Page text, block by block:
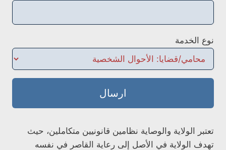
نوع الخدمة
ارسال
تعتبر الولاية والوصاية نظامين قانونيين متكاملين، حيث
تهدف الولاية في الأصل إلى رعاية القاصر في نفسه